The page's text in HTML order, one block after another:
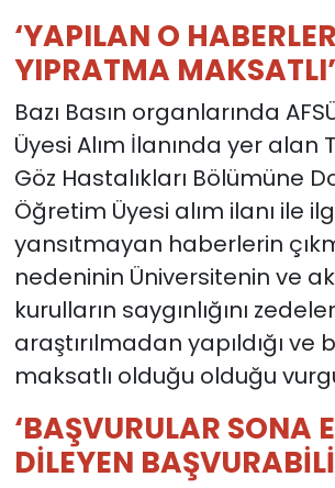
‘YAPILAN O
YIPRATMA MAKSATLI’
Bazı Basın organlarında
Üyesi Alım İlanında yer alan
Göz Hastalıkları Bölümüne
Öğretim Üyesi alım ilanı ile
yansıtmayan haberlerin
nedeninin Üniversitenin ve
kurulların saygınlığını
araştırılmadan yapıldığı ve
maksatlı olduğu olduğu
‘BAŞVURULAR SONA
DİLEYEN